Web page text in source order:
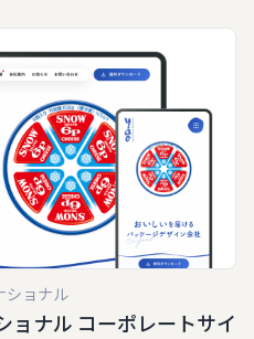
ョナル コーポレートサイ
ショナル